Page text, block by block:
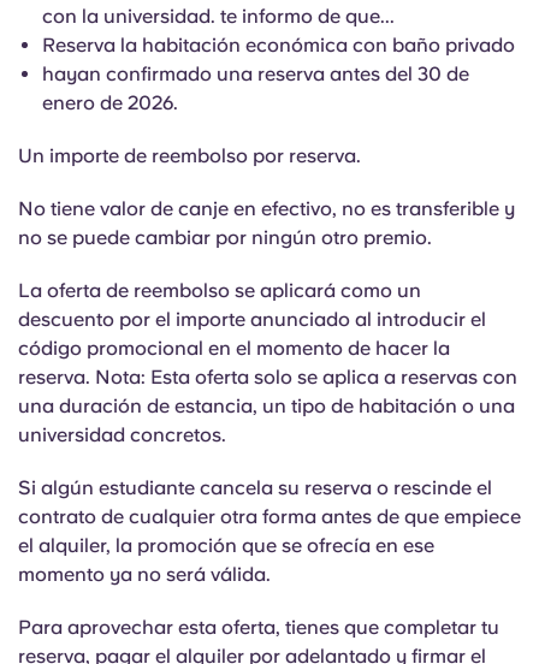
Català
Italian
French
Portuguese
con la universidad. te informo de que...
Reserva la habitación económica con baño privado
hayan confirmado una reserva antes del 30 de
enero de 2026.
Un importe de reembolso por reserva.
No tiene valor de canje en efectivo, no es transferible y
no se puede cambiar por ningún otro premio.
La oferta de reembolso se aplicará como un
descuento por el importe anunciado al introducir el
código promocional en el momento de hacer la
reserva. Nota: Esta oferta solo se aplica a reservas con
una duración de estancia, un tipo de habitación o una
universidad concretos.
Si algún estudiante cancela su reserva o rescinde el
contrato de cualquier otra forma antes de que empiece
el alquiler, la promoción que se ofrecía en ese
momento ya no será válida.
Para aprovechar esta oferta, tienes que completar tu
reserva, pagar el alquiler por adelantado y firmar el